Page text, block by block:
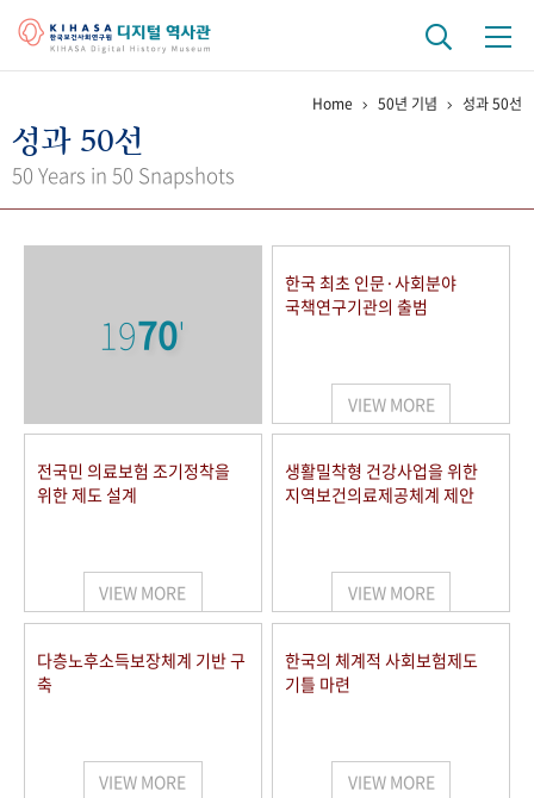
걸어온 길 기관 변천사
키워드로 보는 연구 역사
연구자들
사진 아카이브 문서 기록물 행정박물 영상 기록물
50+1 주년 기념
세계와 함께 한 KIHASA
VR 역사관
Home 50년 기념 성과 50선
성과 50선
50 Years in 50 Snapshots
1970'
한국 최초 인문·사회분야
국책연구기관의 출범
VIEW MORE
전국민 의료보험 조기정착을
위한 제도 설계
VIEW MORE
생활밀착형 건강사업을 위한
지역보건의료제공체계 제안
VIEW MORE
다층노후소득보장체계 기반 구
축
VIEW MORE
한국의 체계적 사회보험제도
기틀 마련
VIEW MORE